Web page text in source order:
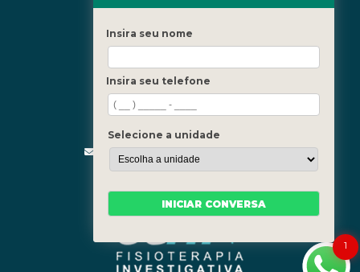
Fale Conosco
(21) 3619-5657
(21) 99390-3850
contato@fisioterapiainvestigativa.com
Segunda a sexta, das 7h às 21h
Barra - Rio de Janeiro
1
Insira seu nome
Insira seu telefone
Selecione a unidade
INICIAR CONVERSA